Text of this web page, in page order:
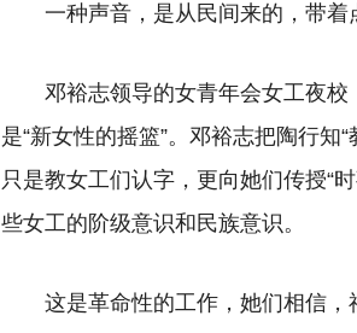
一种声音，是从民间来的，带着
邓裕志领导的女青年会女工夜
是“新女性的摇篮”。邓裕志把陶行知
只是教女工们认字，更向她们传授“
些女工的阶级意识和民族意识。
这是革命性的工作，她们相信